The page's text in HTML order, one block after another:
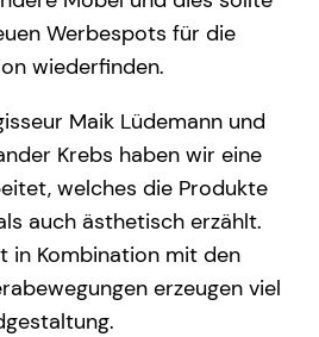
Werbespots für die
wiederfinden.
Maik Lüdemann und
Krebs haben wir eine
welches die Produkte
auch ästhetisch erzählt.
in Kombination mit den
erzeugen viel